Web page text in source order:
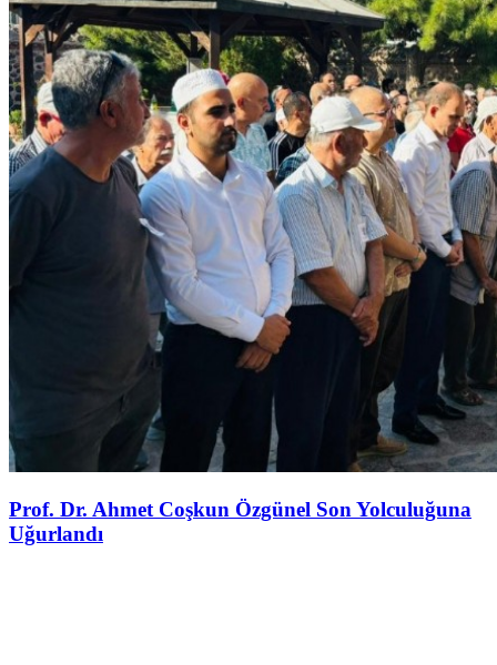
Prof. Dr. Ahmet Coşkun Özgünel Son Yolculuğuna
Uğurlandı